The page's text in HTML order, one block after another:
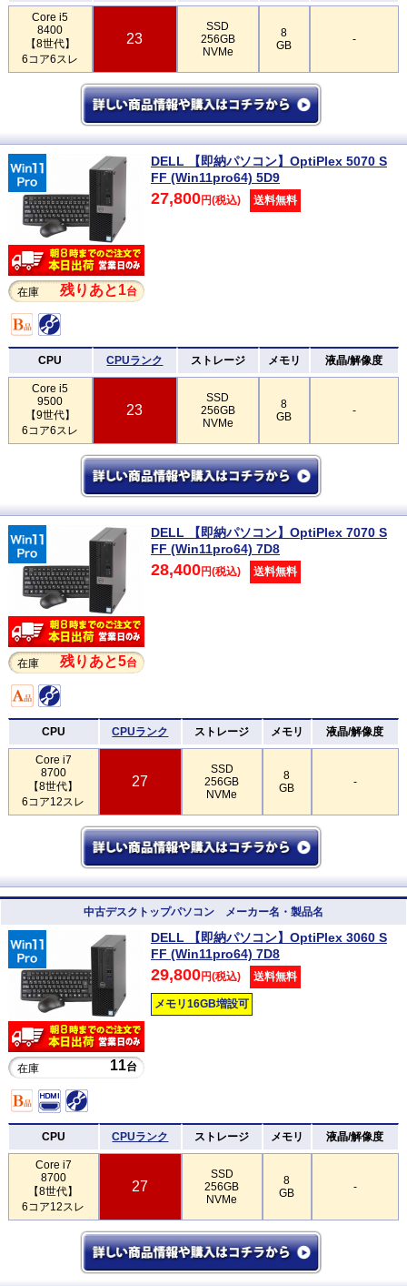
Core i5
8400
【8世代】
6コア6スレ
23
SSD
256GB
NVMe
8
GB
-
在庫 残りあと1台
DELL 【即納パソコン】OptiPlex 5070 S
FF (Win11pro64) 5D9
27,800円(税込) 送料無料
CPU CPUランク ストレージ メモリ 液晶/解像度
Core i5
9500
【9世代】
6コア6スレ
23
SSD
256GB
NVMe
8
GB
-
在庫 残りあと5台
DELL 【即納パソコン】OptiPlex 7070 S
FF (Win11pro64) 7D8
28,400円(税込) 送料無料
CPU CPUランク ストレージ メモリ 液晶/解像度
Core i7
8700
【8世代】
6コア12スレ
27
SSD
256GB
NVMe
8
GB
-
中古デスクトップパソコン メーカー名・製品名
在庫 11台
DELL 【即納パソコン】OptiPlex 3060 S
FF (Win11pro64) 7D8
29,800円(税込) 送料無料
メモリ16GB増設可
CPU CPUランク ストレージ メモリ 液晶/解像度
Core i7
8700
【8世代】
6コア12スレ
27
SSD
256GB
NVMe
8
GB
-